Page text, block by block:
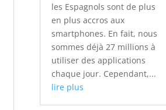
les Espagnols sont de plus
en plus accros aux
smartphones. En fait, nous
sommes déjà 27 millions à
utiliser des applications
chaque jour. Cependant,...
lire plus